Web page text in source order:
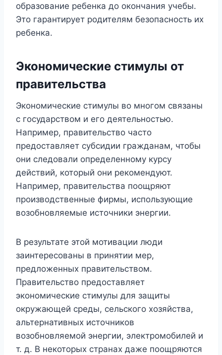
образование ребенка до окончания учебы.
Это гарантирует родителям безопасность их
ребенка.
Экономические стимулы от
правительства
Экономические стимулы во многом связаны
с государством и его деятельностью.
Например, правительство часто
предоставляет субсидии гражданам, чтобы
они следовали определенному курсу
действий, который они рекомендуют.
Например, правительства поощряют
производственные фирмы, использующие
возобновляемые источники энергии.
В результате этой мотивации люди
заинтересованы в принятии мер,
предложенных правительством.
Правительство предоставляет
экономические стимулы для защиты
окружающей среды, сельского хозяйства,
альтернативных источников
возобновляемой энергии, электромобилей и
т. д. В некоторых странах даже поощряются